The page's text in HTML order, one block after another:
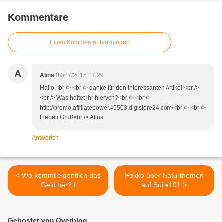
Kommentare
Einen Kommentar hinzufügen
A Alina 09/27/2015 17:29
Hallo,<br /> <br /> danke für den interessanten Artikel!<br />
<br /> Was haltet ihr hiervon?<br /> <br />
http://promo.affiliatepower.45503.digistore24.com/<br /> <br />
Lieben Gruß<br /> Alina
Antworten
< Wo kommt eigentlich das
Geld her? I
Fokko über Naturthemen
auf Suite101 >
Gehostet von Overblog